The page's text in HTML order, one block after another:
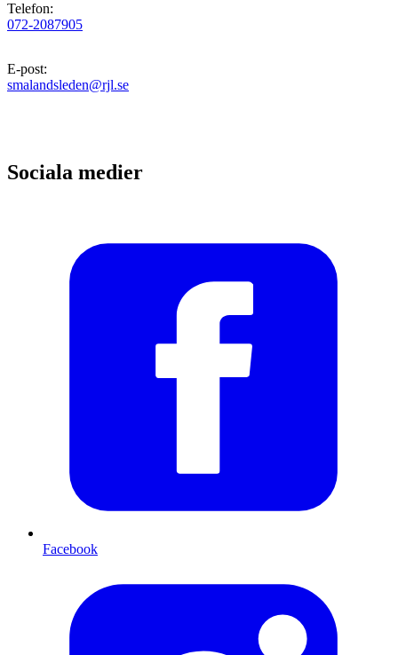
Telefon:
072-2087905
E-post:
smalandsleden@rjl.se
Sociala medier
Facebook